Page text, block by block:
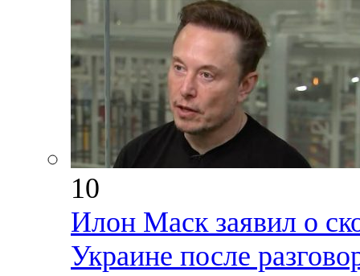
10
Илон Маск заявил о
Украине после